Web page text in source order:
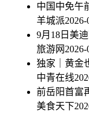
中国中免午
羊城派2026-
9月18日美
旅游网 2026-
独家｜黄金
中青在线
前岳阳首富
美食天下